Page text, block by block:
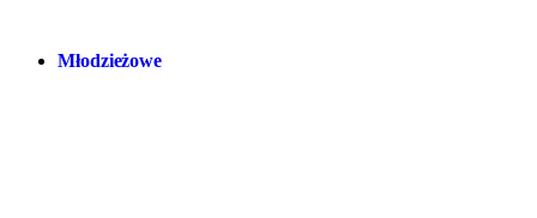
Młodzieżowe